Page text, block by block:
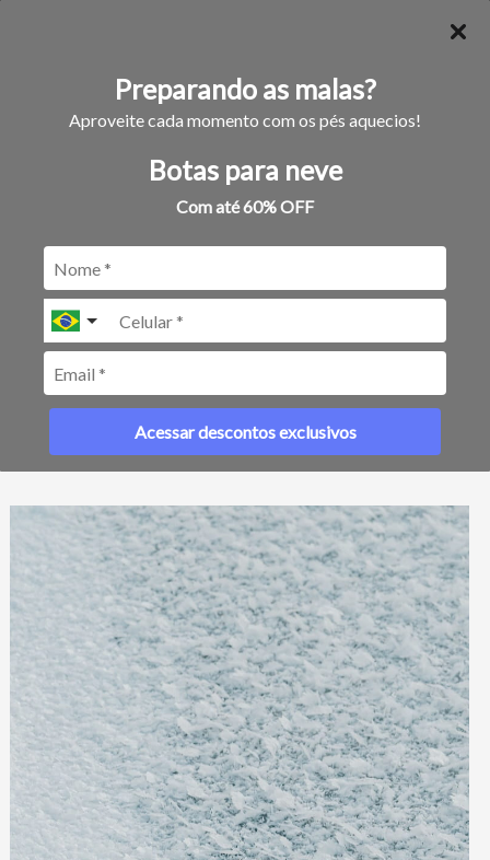
Preparando as malas?
Aproveite cada momento com os pés aquecios!
Botas para neve
Com até 60% OFF
Acessar descontos exclusivos
publicações encontradas